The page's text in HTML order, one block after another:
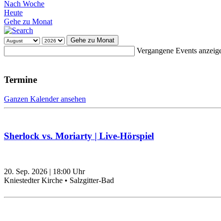
Nach Woche
Heute
Gehe zu Monat
Gehe zu Monat
Vergangene Events
Termine
Ganzen Kalender ansehen
Sherlock vs. Moriarty | Live-Hörspiel
20. Sep. 2026 | 18:00 Uhr
Kniestedter Kirche • Salzgitter-Bad